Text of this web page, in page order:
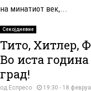
на минатиот век,...
Секојдневие
Тито, Хитлер,
Во иста
град!
од Еспресо 19:30 - 18